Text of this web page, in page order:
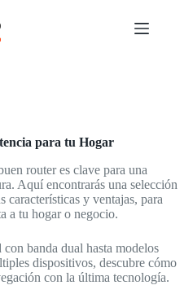
para tu Hogar
router es clave para una
Aquí encontrarás una selección
características y ventajas, para
a tu hogar o negocio.
banda dual hasta modelos
dispositivos, descubre cómo
con la última tecnología.